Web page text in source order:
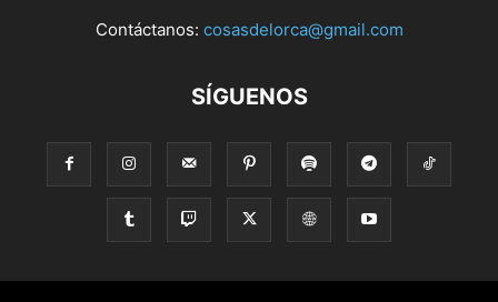
Contáctanos: cosasdelorca@gmail.com
SÍGUENOS